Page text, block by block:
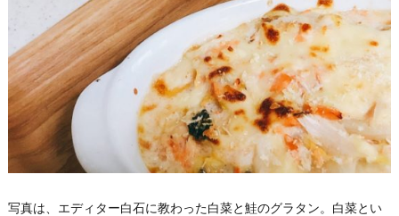
写真は、エディター白石に教わった白菜と鮭のグラタン。白菜とい